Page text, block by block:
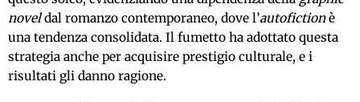
noveldal romanzo contemporaneo, dove l’autofictionè
una tendenza consolidata. Il fumetto ha adottato questa
strategia anche per acquisire prestigio culturale, e i
risultati gli danno ragione.